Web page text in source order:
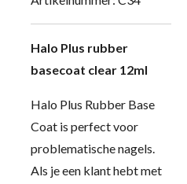
Halo Plus rubber
basecoat clear 12ml
Halo Plus Rubber Base
Coat is perfect voor
problematische nagels.
Als je een klant hebt met